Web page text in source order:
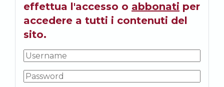
effettua l'accesso o abbonati per
accedere a tutti i contenuti del
sito.